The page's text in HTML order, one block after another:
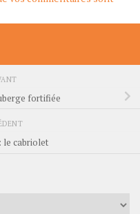
fortifiée
le cabriolet